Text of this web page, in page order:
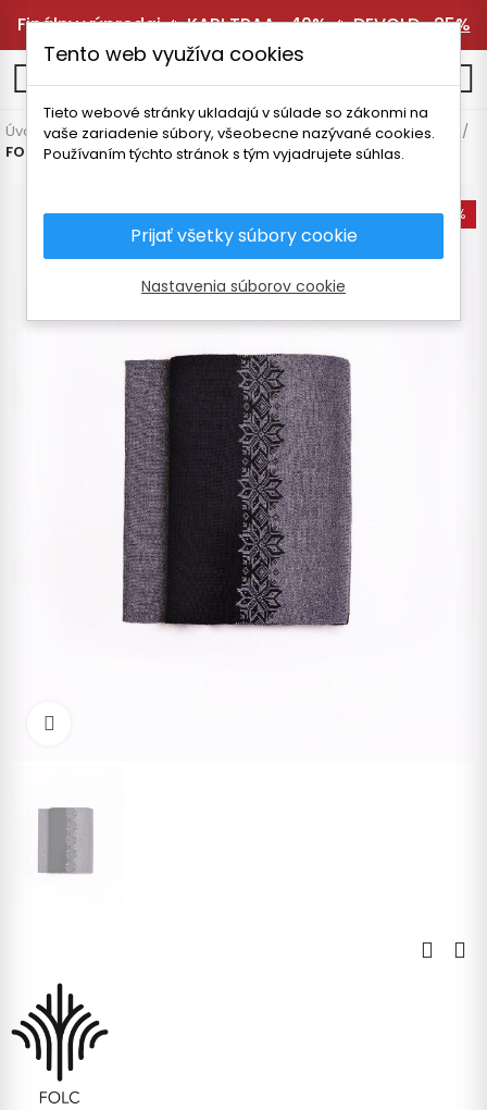
Finálny výpredaj 🔥KARI TRAA -40%🔥DEVOLD -25%
Úvodná stránka Pánske oblečenie Svetre
Vlnené doplnky
FOLC VORMSI MERINO ŠÁL
-25%
Tento web využíva cookies
Tieto webové stránky ukladajú v súlade so zákonmi na
vaše zariadenie súbory, všeobecne nazývané cookies.
Používaním týchto stránok s tým vyjadrujete súhlas.
Prijať všetky súbory cookie
Nastavenia súborov cookie